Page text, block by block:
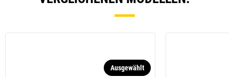
Spezielle CW-Schnellwechsler
besitzen eine Keilverriegelung zur
Spezielle CW-Schnellwechsler sind
Ausgewählt